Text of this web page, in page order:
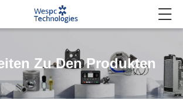
Zu Den Produkten